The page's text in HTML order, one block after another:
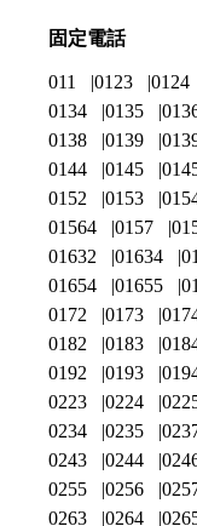
固定電話
011 0123 0124
0134
0135
0138
0139
0144
0145
0152
0153
01564
0157
01632
01634
01654
01655
0172
0173
0182
0183
0192
0193
0223
0224
0234
0235
0243
0244
0255
0256
0263
0264